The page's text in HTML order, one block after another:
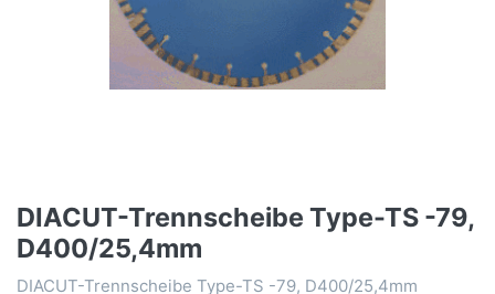
DIACUT-Trennscheibe Type-TS -79,
D400/25,4mm
DIACUT-Trennscheibe Type-TS -79, D400/25,4mm